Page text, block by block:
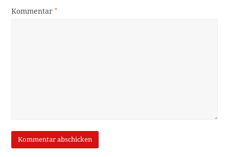
Kommentar*